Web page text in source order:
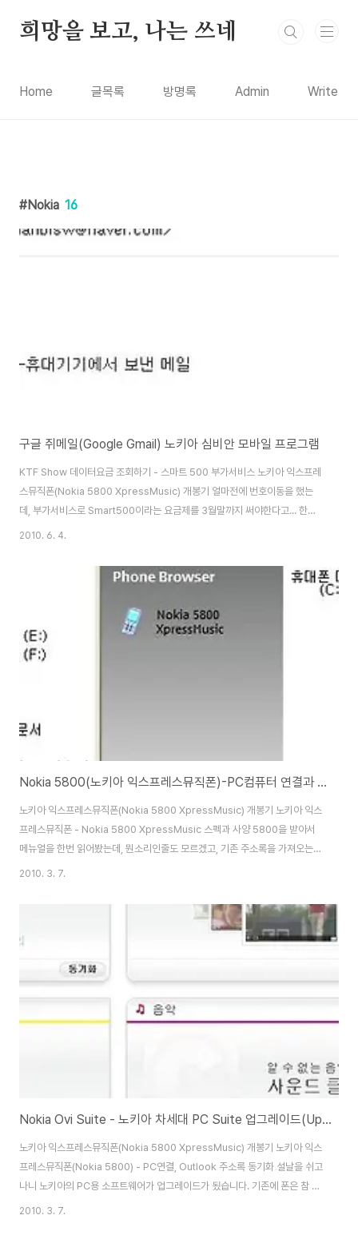
희망을 보고, 나는 쓰네
Home 글목록 방명록 Admin Write
Nokia 16
구글 쥐메일(Google Gmail) 노키아 심비안 모바일 프로그램
KTF Show 데이터요금 조회하기 - 스마트 500 부가서비스 노키아 익스프레
스뮤직폰(Nokia 5800 XpressMusic) 개봉기 얼마전에 번호이동을 했는
데, 부가서비스로 Smart500이라는 요금제를 3월말까지 써야한다고... 한달
에 만원인데, 너무 아깝다고 생각을 했었는데, 요즘 스마트폰으로 인터넷을 하
만 되고, 이동시에는 안되는 단점이 있는데, 한달에 만원으로 맘놓고 쓰는것도
괜찮은듯... 암튼 그러다가 구글 모바일 홈페이지에 들어가 보았는데,
http://m.google.co.kr gmail, 캘린더, 문서작성, 검색등 구글의 핵심적인
기능을 모두 제공을 하고, Gmail에 들어가보니 인터넷에서 직접 보는것이 ..
2010. 6. 4.
Nokia 5800(노키아 익스프레스뮤직폰)-PC컴퓨터 연결과 Outlook 주소록 동기화하는 방법
노키아 익스프레스뮤직폰(Nokia 5800 XpressMusic) 개봉기 노키아 익스
프레스뮤직폰 - Nokia 5800 XpressMusic 스펙과 사양 5800을 받아서
메뉴얼을 한번 읽어봤는데, 뭔소리인줄도 모르겠고, 기존 주소록을 가져오는것
에 대한 설명도 제대로 없습니다... 설치 CD로 제품박스에 없고, 이건 뭐 다 입
로그램이 별도로 있습니다.
http://www.nokia.co.kr/support/download-software/nokia-pc-
suite/download 우선은 위 프로그램을 다운받아서 설치하고, 나중에 스마트
폰을 연결하라고 하면 usb로 연결을 하면 됩니다. 스마트폰 OS도 자동으로
업데이트를 해서..
2010. 3. 7.
Nokia Ovi Suite - 노키아 차세대 PC Suite 업그레이드(Upgrade)
노키아 익스프레스뮤직폰(Nokia 5800 XpressMusic) 개봉기 노키아 익스
프레스뮤직폰(Nokia 5800) - PC연결, Outlook 주소록 동기화 설날을 쉬고
나니 노키아의 PC용 소프트웨어가 업그레이드가 됬습니다. 기존에 폰은 참 마
음에 들었지만, PC Suite라는 software가 그다지 마음에 들지 않았는데, 대
2010. 3. 7.